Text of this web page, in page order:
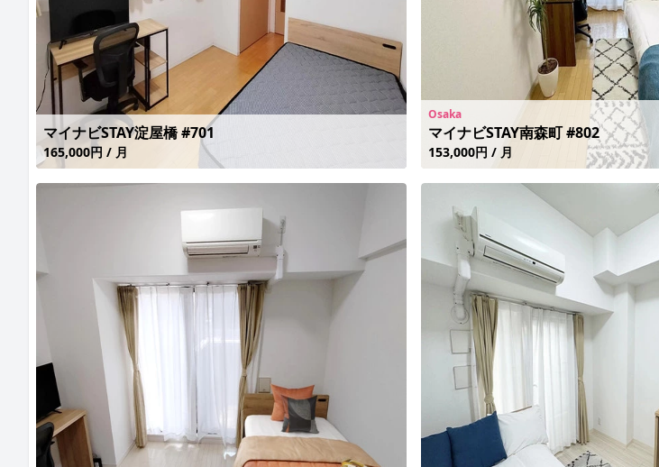
マイナビSTAY淀屋橋 #701
165,000円 / 月
Osaka
マイナビSTAY南森町 #802
153,000円 / 月